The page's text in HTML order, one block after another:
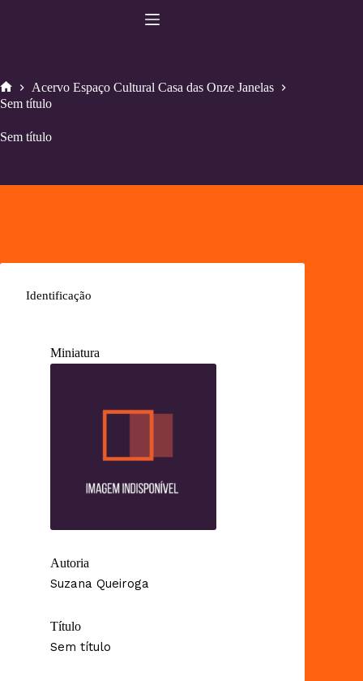
Home
Acervo Espaço Cultural Casa das Onze Janelas
Sem título
Sem título
Identificação
Miniatura
Autoria
Suzana Queiroga
Título
Sem título